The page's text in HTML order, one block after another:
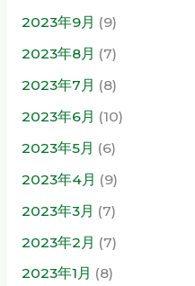
2023年9月 (9)
2023年8月 (7)
2023年7月 (8)
2023年6月 (10)
2023年5月 (6)
2023年4月 (9)
2023年3月 (7)
2023年2月 (7)
2023年1月 (8)